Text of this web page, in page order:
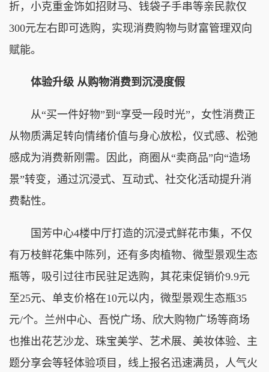
折，小克重金饰如招财马、钱袋子手串等亲民款仅
300元左右即可选购，实现消费购物与财富管理双向
赋能。
体验升级 从购物消费到沉浸度假
从“买一件好物”到“享受一段时光”，女性消费正
从物质满足转向情绪价值与身心放松，仪式感、松弛
感成为消费新刚需。因此，商圈从“卖商品”向“造场
景”转变，通过沉浸式、互动式、社交化活动提升消
费黏性。
国芳中心4楼中厅打造的沉浸式鲜花市集，不仅
有万枝鲜花集中陈列，还有多肉植物、微型景观生态
瓶等，吸引过往市民驻足选购，其花束促销价9.9元
至25元、单支价格在10元以内，微型景观生态瓶35
元/个。兰州中心、吾悦广场、欣大购物广场等商场
也推出花艺沙龙、珠宝美学、艺术展、美妆体验、主
题分享会等轻体验项目，线上报名迅速满员，人气火